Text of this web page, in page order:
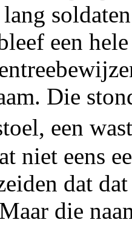
een
Die
een
niet eens
dat
die